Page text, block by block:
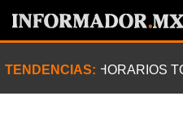
TENDENCIAS: HORARIOS